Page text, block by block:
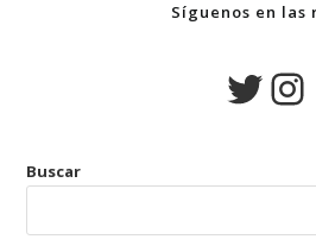
Síguenos en las
Buscar